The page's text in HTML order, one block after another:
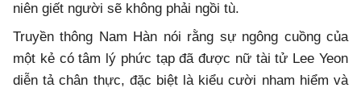
niên giết người sẽ không phải ngồi tù.
Truyền thông Nam Hàn nói rằng sự ngông cuồng của
một kẻ có tâm lý phức tạp đã được nữ tài tử Lee Yeon
diễn tả chân thực, đặc biệt là kiểu cười nham hiểm và